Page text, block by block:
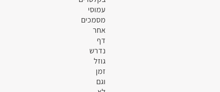
עמוסי
מסמכים
אחר
דף
נדרש
גוזל
זמן
וגם